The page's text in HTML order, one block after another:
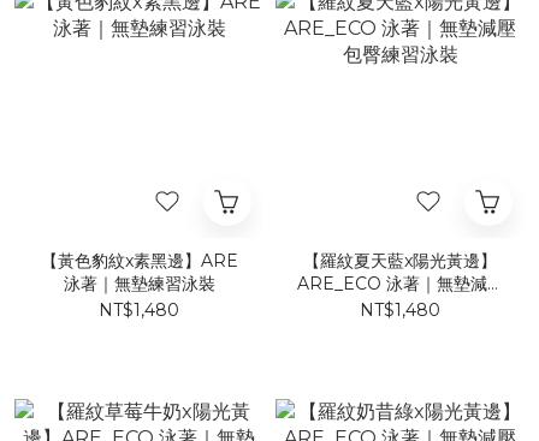
【黃色豹紋x素黑邊】ARE
泳著｜無墊練習泳裝
NT$1,480
【羅紋夏天藍x陽光黃邊】
ARE_ECO 泳著｜無墊減壓
包臀練習泳裝
NT$1,480